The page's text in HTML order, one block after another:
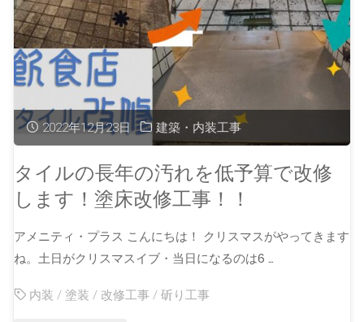
2022年12月23日 建築・内装工事
タイルの長年の汚れを低予算で改修
します！塗床改修工事！！
アメニティ・プラス こんにちは！ クリスマスがやってきます
ね。土日がクリスマスイブ・当日になるのは6 …
内装 /塗装 / 改修工事 /斫り工事